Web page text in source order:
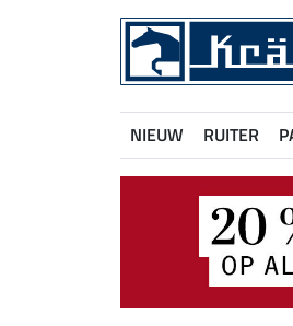
NIEUW RUITER